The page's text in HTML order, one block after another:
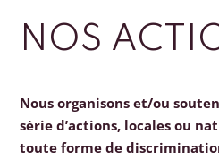
NOS
Nous organisons et/ou
série d’actions, locales ou
toute forme de